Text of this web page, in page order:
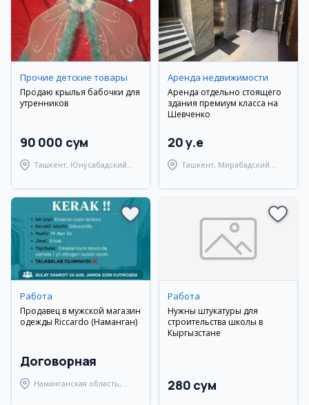
Прочие детские товары
Продаю крылья бабочки для
утренников
90 000 сум
Ташкент, Юнусабадский
Аренда недвижимости
Аренда отдельно стоящего
здания премиум класса на
Шевченко
20 y.e
Ташкент, Мирабадский
Работа
Продавец в мужской магазин
одежды Riccardo (Наманган)
Договорная
Наманганская область,
Работа
Нужны штукатуры для
строительства школы в
Кыргызстане
280 сум